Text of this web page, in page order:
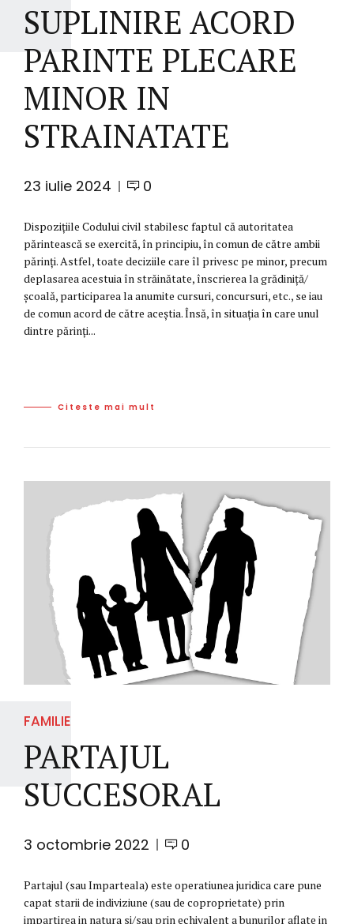
SUPLINIRE ACORD
PARINTE PLECARE
MINOR IN
STRAINATATE
23 iulie 2024 0
Dispozițiile Codului civil stabilesc faptul că autoritatea
părintească se exercită, în principiu, în comun de către ambii
părinți. Astfel, toate deciziile care îl privesc pe minor, precum
deplasarea acestuia în străinătate, înscrierea la grădiniță/
școală, participarea la anumite cursuri, concursuri, etc., se iau
de comun acord de către aceștia. Însă, în situația în care unul
dintre părinți...
Citeste mai mult
FAMILIE
PARTAJUL
SUCCESORAL
3 octombrie 2022 0
Partajul (sau Imparteala) este operatiunea juridica care pune
capat starii de indiviziune (sau de coproprietate) prin
impartirea in natura si/sau prin echivalent a bunurilor aflate in